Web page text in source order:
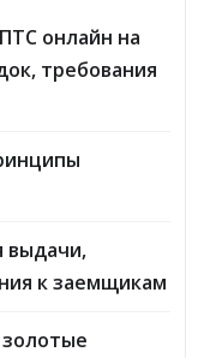
онлайн на
требования
выдачи,
к заемщикам
золотые